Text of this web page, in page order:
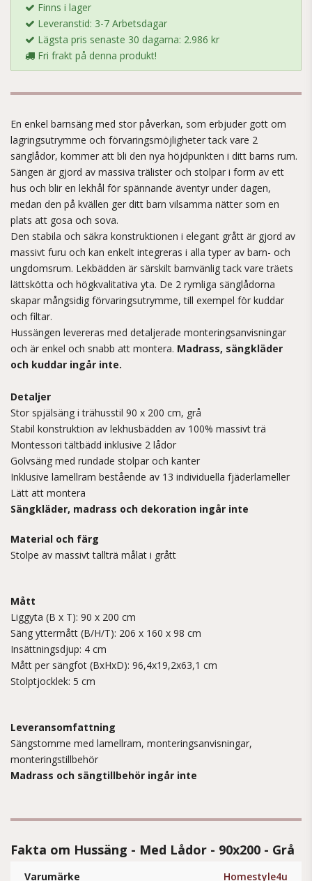
Finns i lager
Leveranstid: 3-7 Arbetsdagar
Lägsta pris senaste 30 dagarna: 2.986 kr
Fri frakt på denna produkt!
En enkel barnsäng med stor påverkan, som erbjuder gott om
lagringsutrymme och förvaringsmöjligheter tack vare 2
sänglådor, kommer att bli den nya höjdpunkten i ditt barns rum.
Sängen är gjord av massiva trälister och stolpar i form av ett
hus och blir en lekhål för spännande äventyr under dagen,
medan den på kvällen ger ditt barn vilsamma nätter som en
plats att gosa och sova.
Den stabila och säkra konstruktionen i elegant grått är gjord av
massivt furu och kan enkelt integreras i alla typer av barn- och
ungdomsrum. Lekbädden är särskilt barnvänlig tack vare träets
lättskötta och högkvalitativa yta. De 2 rymliga sänglådorna
skapar mångsidig förvaringsutrymme, till exempel för kuddar
och filtar.
Hussängen levereras med detaljerade monteringsanvisningar
och är enkel och snabb att montera. Madrass, sängkläder
och kuddar ingår inte.
Detaljer
Stor spjälsäng i trähusstil 90 x 200 cm, grå
Stabil konstruktion av lekhusbädden av 100% massivt trä
Montessori tältbädd inklusive 2 lådor
Golvsäng med rundade stolpar och kanter
Inklusive lamellram bestående av 13 individuella fjäderlameller
Lätt att montera
Sängkläder, madrass och dekoration ingår inte
Material och färg
Stolpe av massivt tallträ målat i grått
Mått
Liggyta (B x T): 90 x 200 cm
Säng yttermått (B/H/T): 206 x 160 x 98 cm
Insättningsdjup: 4 cm
Mått per sängfot (BxHxD): 96,4x19,2x63,1 cm
Stolptjocklek: 5 cm
Leveransomfattning
Sängstomme med lamellram, monteringsanvisningar,
monteringstillbehör
Madrass och sängtillbehör ingår inte
Fakta om Hussäng - Med Lådor - 90x200 - Grå
Varumärke Homestyle4u